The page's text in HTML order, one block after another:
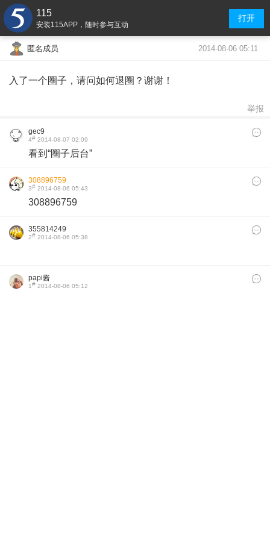
115
安装115APP，随时参与互动
打开
匿名成员 2014-08-06 05:11
入了一个圈子，请问如何退圈？谢谢！
举报
gec9
4# 2014-08-07 02:09
看到“圈子后台”
308896759
3# 2014-08-06 05:43
308896759
355814249
2# 2014-08-06 05:38
papi酱
1# 2014-08-06 05:12